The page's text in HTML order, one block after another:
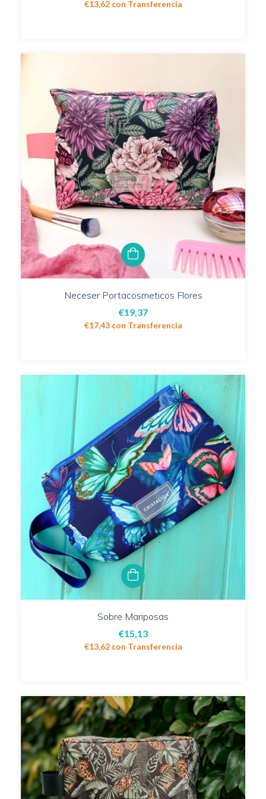
€13,62 con Transferencia
Neceser Portacosmeticos Flores
€19,37
€17,43 con Transferencia
Sobre Mariposas
€15,13
€13,62 con Transferencia